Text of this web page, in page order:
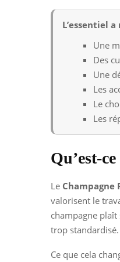
L’essentiel
Une
Des
Une
Les
Le
Les
Qu’est-
Le Champagne
valorisent le
champagne
trop standardisé.
Ce que cela